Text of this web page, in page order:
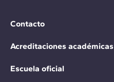
Contacto
Acreditaciones académicas
Escuela oficial